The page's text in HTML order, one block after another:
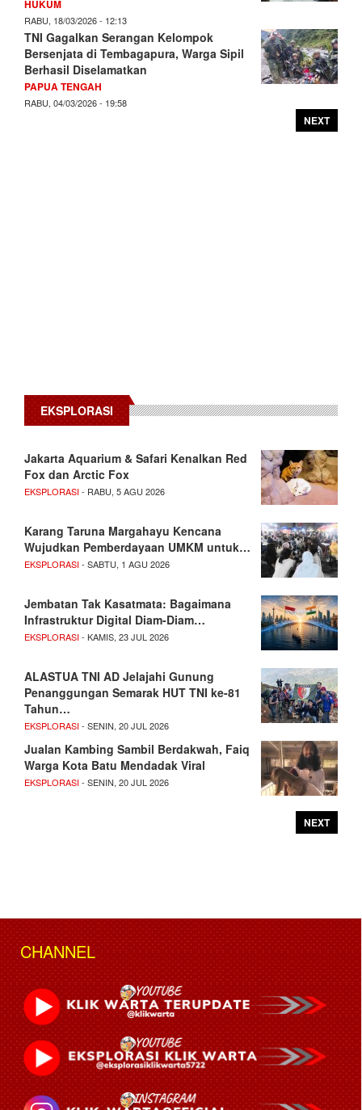
HUKUM
RABU, 18/03/2026 - 12:13
TNI Gagalkan Serangan Kelompok
Bersenjata di Tembagapura, Warga Sipil
Berhasil Diselamatkan
PAPUA TENGAH
RABU, 04/03/2026 - 19:58
NEXT
EKSPLORASI
Jakarta Aquarium & Safari Kenalkan Red
Fox dan Arctic Fox
EKSPLORASI- RABU, 5 AGU 2026
Karang Taruna Margahayu Kencana
Wujudkan Pemberdayaan UMKM untuk…
EKSPLORASI- SABTU, 1 AGU 2026
Jembatan Tak Kasatmata: Bagaimana
Infrastruktur Digital Diam-Diam…
EKSPLORASI- KAMIS, 23 JUL 2026
ALASTUA TNI AD Jelajahi Gunung
Penanggungan Semarak HUT TNI ke-81
Tahun…
EKSPLORASI- SENIN, 20 JUL 2026
Jualan Kambing Sambil Berdakwah, Faiq
Warga Kota Batu Mendadak Viral
EKSPLORASI- SENIN, 20 JUL 2026
NEXT
CHANNEL